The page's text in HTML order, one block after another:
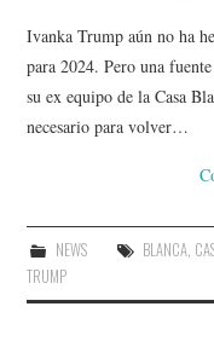
Ivanka Trump aún no ha
para 2024. Pero una
su ex equipo de la Casa
necesario para volver…
NEWS BLANCA,
TRUMP